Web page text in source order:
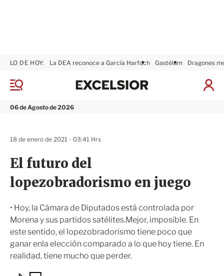
M
n
06 de Agosto de 2026
LO DE HOY: La DEA reconoce a García Harfuch Gastélum Dragones
I
x
El futuro del
lopezobradorismo en juego
• Hoy, la Cámara de Diputados está controlada por
Morena y sus partidos satélites.Mejor, imposible. En
este sentido, el lopezobradorismo tiene poco que
ganar enla elección comparado a lo que hoy tiene. En
realidad, tiene mucho que perder.
18 de enero de 2021 - 03:41 Hrs